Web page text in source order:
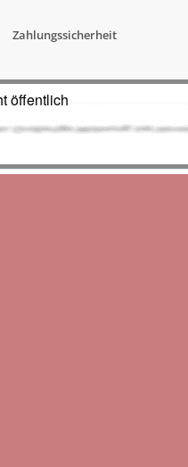
Zahlungssicherheit